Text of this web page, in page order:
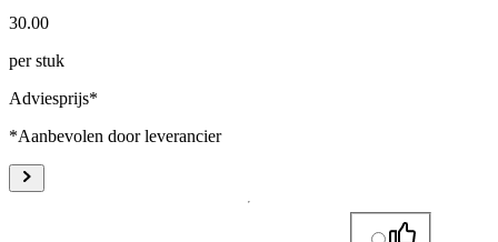
30.00
per stuk
Adviesprijs*
*Aanbevolen door leverancier